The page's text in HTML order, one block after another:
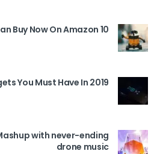
10 Amazing Gadgets You Can Buy Now On Amazon
You Must Have In 2019
with never-ending
drone music